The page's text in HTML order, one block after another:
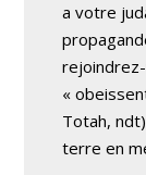
a votre
«
Totah,
terre en